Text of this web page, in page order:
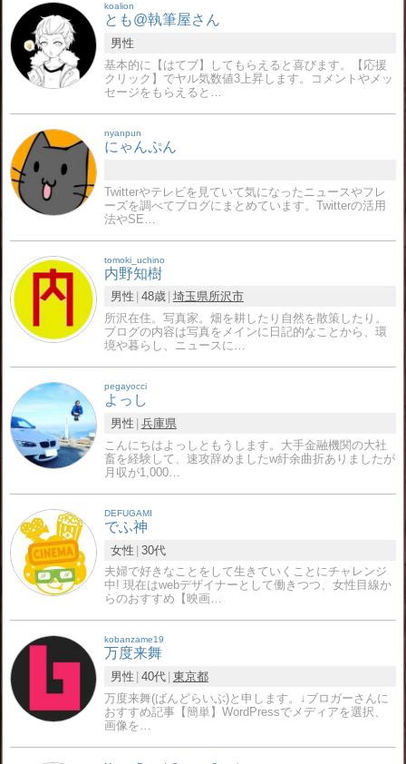
koalion
とも@執筆屋さん
男性
基本的に【はてブ】してもらえると喜びます。【応援
クリック】でヤル気数値3上昇します。コメントやメッ
セージをもらえると…
nyanpun
にゃんぷん
Twitterやテレビを見ていて気になったニュースやフレ
ーズを調べてブログにまとめています。Twitterの活用
法やSE…
tomoki_uchino
内野知樹
男性 48歳 埼玉県所沢市
所沢在住。写真家。畑を耕したり自然を散策したり。
ブログの内容は写真をメインに日記的なことから、環
境や暮らし、ニュースに…
pegayocci
よっし
男性 兵庫県
こんにちはよっしともうします。大手金融機関の大社
畜を経験して、速攻辞めましたw紆余曲折ありましたが
月収が1,000…
DEFUGAMI
でふ神
女性 30代
夫婦で好きなことをして生きていくことにチャレンジ
中! 現在はwebデザイナーとして働きつつ、女性目線か
らのおすすめ【映画…
kobanzame19
万度来舞
男性 40代 東京都
万度来舞(ばんどらいぶ)と申します。↓ブロガーさんに
おすすめ記事【簡単】WordPressでメディアを選択、
画像を…